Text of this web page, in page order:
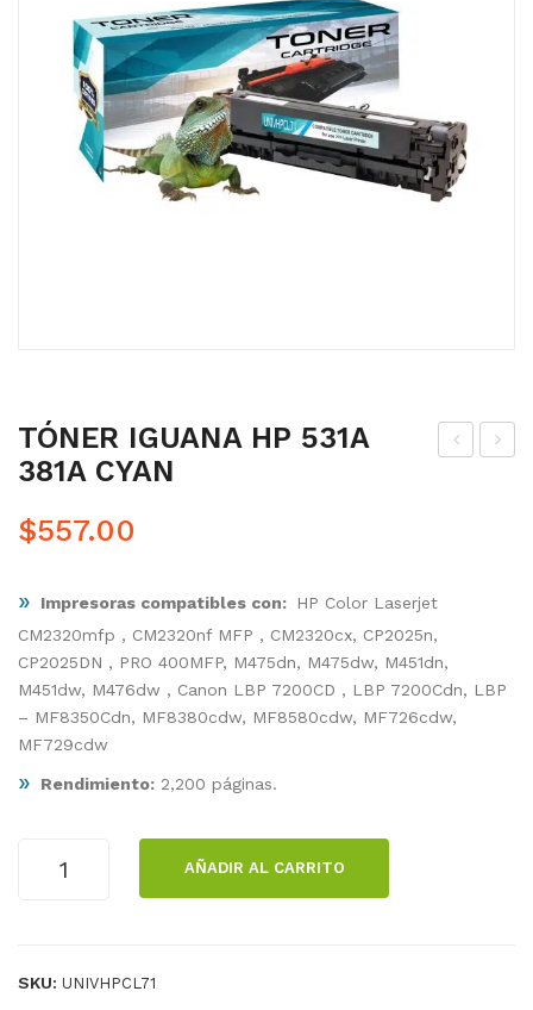
530
TÓNER IGUANA HP 531A
381A CYAN
$557.00
» Impresoras compatibles con:
HP Color Laserjet
CM2320mfp , CM2320nf MFP , CM2320cx, CP2025n,
CP2025DN , PRO 400MFP, M475dn, M475dw, M451dn,
M451dw, M476dw , Canon LBP 7200CD , LBP 7200Cdn, LBP
– MF8350Cdn, MF8380cdw, MF8580cdw, MF726cdw,
MF729cdw
» Rendimiento: 2,200 páginas.
IGUANA
CYAN
AÑADIR AL CARRITO
SKU: UNIVHPCL71